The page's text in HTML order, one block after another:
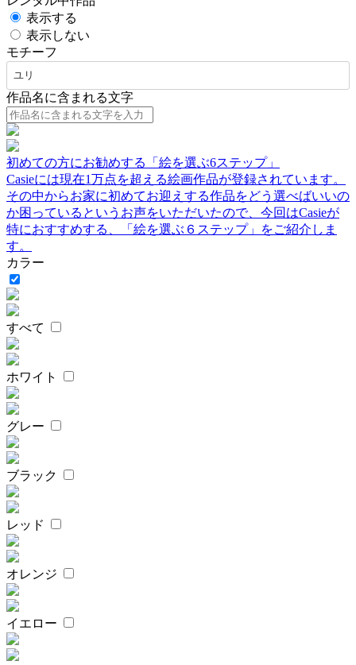
表示する
表示しない
モチーフ
ユリ
作品名に含まれる文字
初めての方にお勧めする「絵を選ぶ6ステップ」
Casieには現在1万点を超える絵画作品が登録されています。
その中からお家に初めてお迎えする作品をどう選べばいいの
か困っているというお声をいただいたので、今回はCasieが
特におすすめする、「絵を選ぶ６ステップ」をご紹介しま
す。
カラー
すべて
ホワイト
グレー
ブラック
レッド
オレンジ
イエロー